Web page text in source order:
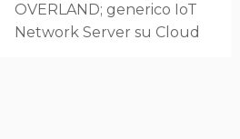
OVERLAND; generico IoT
Network Server su Cloud